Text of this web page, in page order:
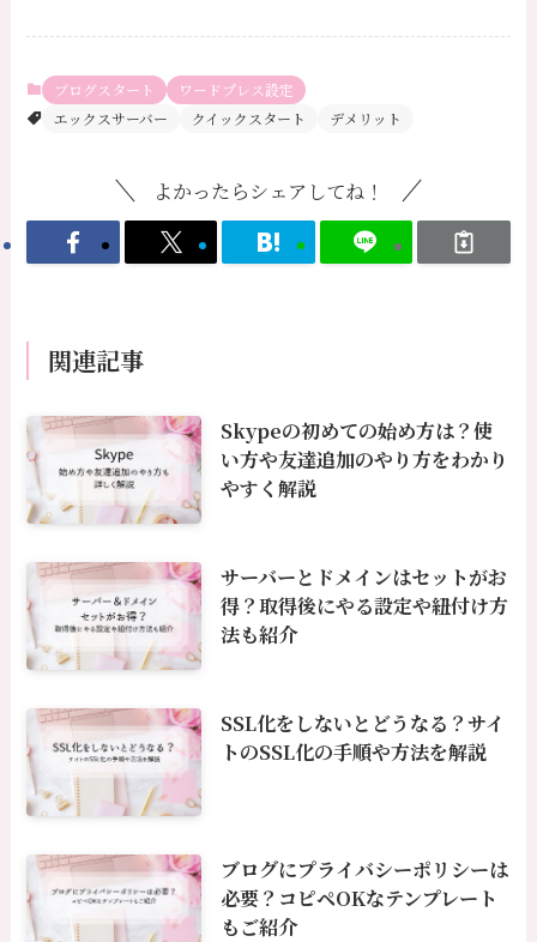
ブログスタート
ワードプレス設定
エックスサーバー
クイックスタート デメリット
よかったらシェアしてね！
関連記事
Skypeの初めての始め方は？使
い方や友達追加のやり方をわかり
やすく解説
サーバーとドメインはセットがお
得？取得後にやる設定や紐付け方
法も紹介
SSL化をしないとどうなる？サイ
トのSSL化の手順や方法を解説
ブログにプライバシーポリシーは
必要？コピペOKなテンプレート
もご紹介